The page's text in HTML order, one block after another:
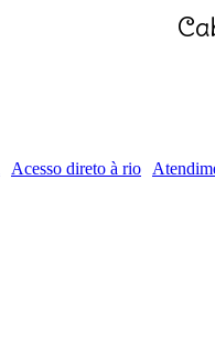
Acesso direto à rio